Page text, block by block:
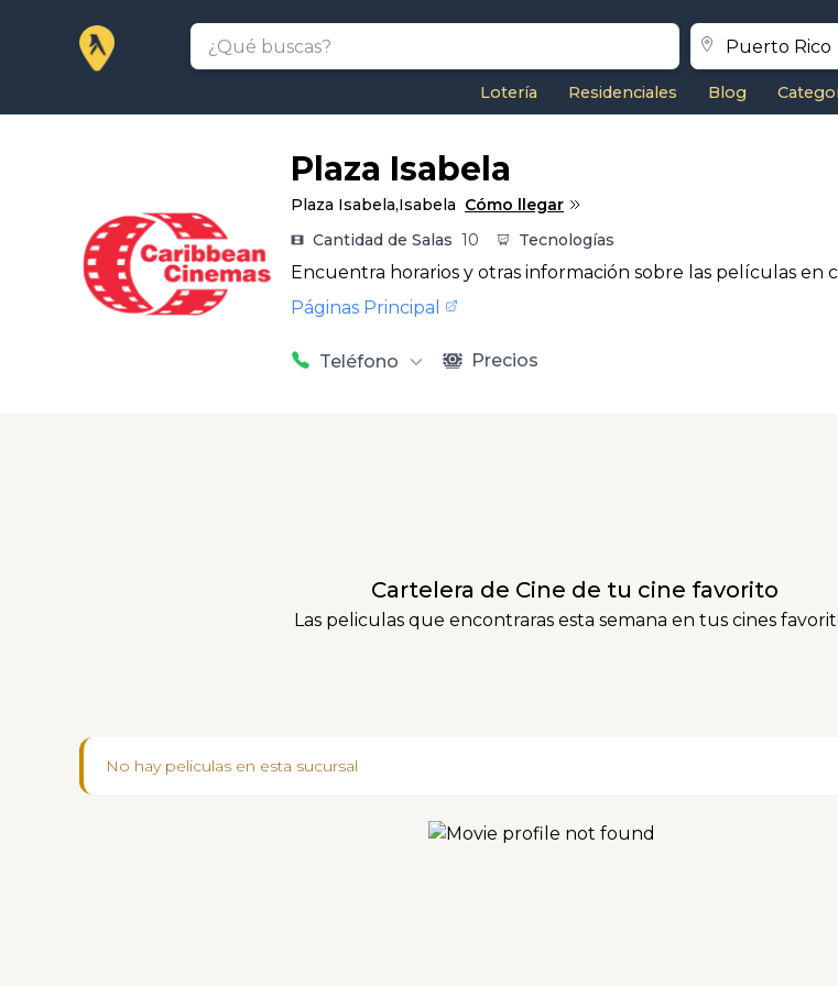
Lotería Residenciales Blog
Plaza Isabela
Plaza Isabela,Isabela Cómo llegar
Cantidad de Salas 10 Tecnologías
Encuentra horarios y otras información sobre las películas en
Páginas Principal
Teléfono Precios
Cartelera de Cine de tu cine favorito
Las peliculas que encontraras esta semana en tus cines
No hay peliculas en esta sucursal